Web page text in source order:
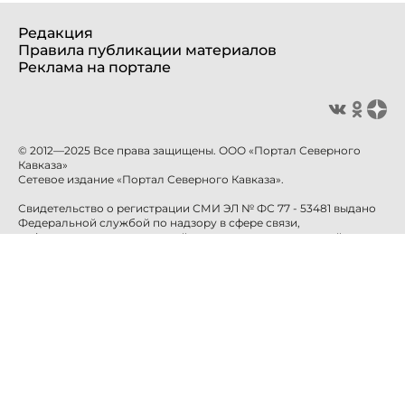
Редакция
Правила публикации материалов
Реклама на портале
© 2012—2025 Все права защищены. ООО «Портал Северного
Кавказа»
Сетевое издание «Портал Северного Кавказа».
Свидетельство о регистрации СМИ ЭЛ № ФС 77 - 53481 выдано
Федеральной службой по надзору в сфере связи,
информационных технологий и массовых коммуникаций